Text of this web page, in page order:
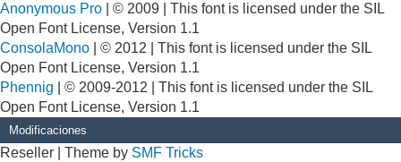
Anonymous Pro | © 2009 | This font is licensed under the SIL
Open Font License, Version 1.1
ConsolaMono | © 2012 | This font is licensed under the SIL
Open Font License, Version 1.1
Phennig | © 2009-2012 | This font is licensed under the SIL
Open Font License, Version 1.1
Modificaciones
Reseller | Theme by SMF Tricks